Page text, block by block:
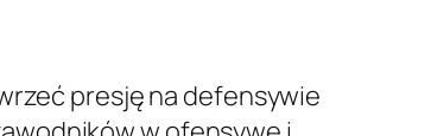
presję na defensywie